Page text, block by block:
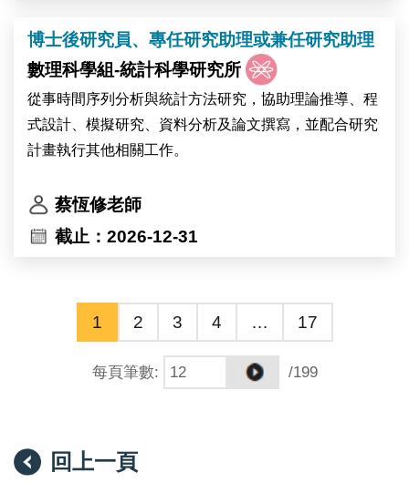
人），提供穩定的研究環境與多元的跨領域合作機會。
主要職責
●蛋白質表現與純化（大腸桿菌／哺乳類細胞系統），
建立穩定可重複、可交接的純化流程
●以生物物理與生化方法（ITC、BLI、SEC-MALS、酵
用
●以冷凍電鏡、X 光晶體繞射或溶液態 NMR 解析目標
●將實驗數據回饋至設計循環，與計算設計團隊協作優
化下一輪分子
●與細胞生物學合作團隊共同規劃並執行細胞層級之功
學術交流
入。
博士後研究員、專任研究助理或兼任研究助理
數理科學組-統計科學研究所
從事時間序列分析與統計方法研究，協助理論推導、程
式設計、模擬研究、資料分析及論文撰寫，並配合研究
計畫執行其他相關工作。
蔡恆修老師
截止：2026-12-31
1 2 3 4 … 17
每頁筆數: /199
回上一頁